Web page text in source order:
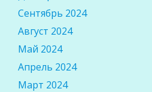
Сентябрь 2024
Август 2024
Май 2024
Апрель 2024
Март 2024